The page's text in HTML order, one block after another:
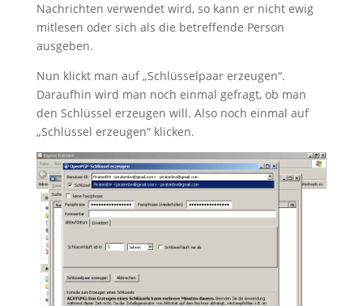
Nachrichten verwendet wird, so kann er nicht ewig
mitlesen oder sich als die betreffende Person
ausgeben.
Nun klickt man auf „Schlüsselpaar erzeugen“.
Daraufhin wird man noch einmal gefragt, ob man
den Schlüssel erzeugen will. Also noch einmal auf
„Schlüssel erzeugen“ klicken.